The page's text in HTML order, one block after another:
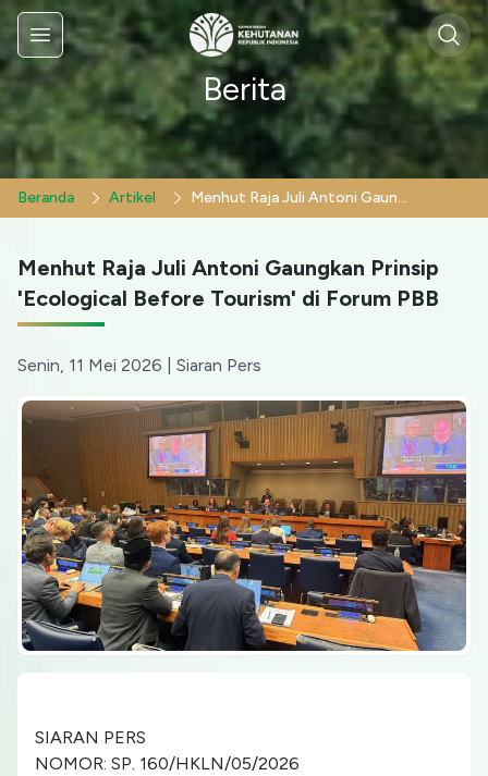
Menu
Berita
Beranda Artikel Menhut Raja Juli Antoni Gaungkan Prinsip 'Ecological Before Tourism' di Forum PBB
Menhut Raja Juli Antoni Gaungkan Prinsip
'Ecological Before Tourism' di Forum PBB
Senin, 11 Mei 2026 Siaran Pers
SIARAN PERS
NOMOR: SP. 160/HKLN/05/2026